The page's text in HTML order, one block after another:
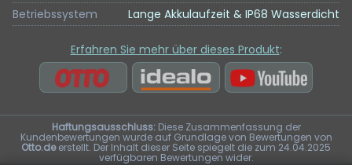
Betriebssystem
Lange Akkulaufzeit & IP68 Wasserdicht
Erfahren Sie mehr über dieses Produkt:
Haftungsausschluss:Diese Zusammenfassung der
Kundenbewertungen wurde auf Grundlage von Bewertungen von
Otto.deerstellt. Der Inhalt dieser Seite spiegelt die zum 24.04.2025
verfügbaren Bewertungen wider.